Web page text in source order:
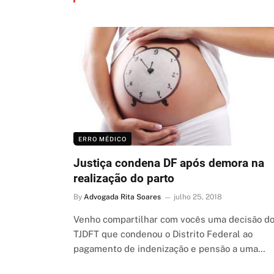
ERRO MÉDICO
Justiça condena DF após demora na
realização do parto
By Advogada Rita Soares julho 25, 2018
Venho compartilhar com vocês uma decisão do
TJDFT que condenou o Distrito Federal ao
pagamento de indenização e pensão a uma…